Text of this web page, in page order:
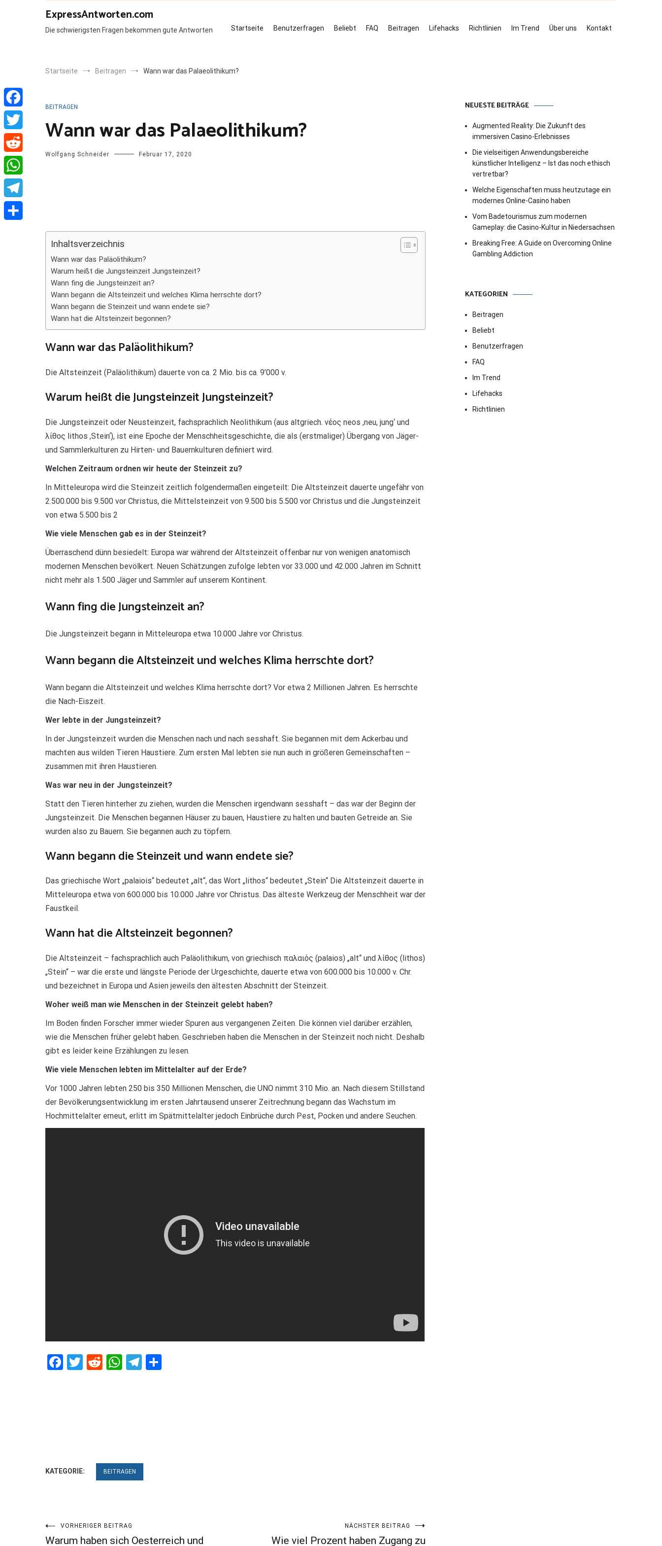
ExpressAntworten.com
Die schwierigsten Fragen bekommen gute Antworten Startseite Benutzerfragen Beliebt FAQ Beitragen Lifehacks Richtlinien Im Trend Über uns Kontakt
Startseite Beitragen Wann war das Palaeolithikum?
BEITRAGEN
Wann war das Palaeolithikum?
Wolfgang Schneider Februar 17, 2020
Inhaltsverzeichnis
Wann war das Paläolithikum?
Warum heißt die Jungsteinzeit Jungsteinzeit?
Wann fing die Jungsteinzeit an?
Wann begann die Altsteinzeit und welches Klima herrschte dort?
Wann begann die Steinzeit und wann endete sie?
Wann hat die Altsteinzeit begonnen?
Wann war das Paläolithikum?
Die Altsteinzeit (Paläolithikum) dauerte von ca. 2 Mio. bis ca. 9’000 v.
Warum heißt die Jungsteinzeit Jungsteinzeit?
Die Jungsteinzeit oder Neusteinzeit, fachsprachlich Neolithikum (aus altgriech. νέος neos ,neu, jung‘ und
λίθος lithos ,Stein‘), ist eine Epoche der Menschheitsgeschichte, die als (erstmaliger) Übergang von Jäger-
und Sammlerkulturen zu Hirten- und Bauernkulturen definiert wird.
Welchen Zeitraum ordnen wir heute der Steinzeit zu?
In Mitteleuropa wird die Steinzeit zeitlich folgendermaßen eingeteilt: Die Altsteinzeit dauerte ungefähr von
2.500.000 bis 9.500 vor Christus, die Mittelsteinzeit von 9.500 bis 5.500 vor Christus und die Jungsteinzeit
von etwa 5.500 bis 2
Wie viele Menschen gab es in der Steinzeit?
Überraschend dünn besiedelt: Europa war während der Altsteinzeit offenbar nur von wenigen anatomisch
modernen Menschen bevölkert. Neuen Schätzungen zufolge lebten vor 33.000 und 42.000 Jahren im Schnitt
nicht mehr als 1.500 Jäger und Sammler auf unserem Kontinent.
Wann fing die Jungsteinzeit an?
Die Jungsteinzeit begann in Mitteleuropa etwa 10.000 Jahre vor Christus.
Wann begann die Altsteinzeit und welches Klima herrschte dort?
Wann begann die Altsteinzeit und welches Klima herrschte dort? Vor etwa 2 Millionen Jahren. Es herrschte
die Nach-Eiszeit.
Wer lebte in der Jungsteinzeit?
In der Jungsteinzeit wurden die Menschen nach und nach sesshaft. Sie begannen mit dem Ackerbau und
machten aus wilden Tieren Haustiere. Zum ersten Mal lebten sie nun auch in größeren Gemeinschaften –
zusammen mit ihren Haustieren.
Was war neu in der Jungsteinzeit?
Statt den Tieren hinterher zu ziehen, wurden die Menschen irgendwann sesshaft – das war der Beginn der
Jungsteinzeit. Die Menschen begannen Häuser zu bauen, Haustiere zu halten und bauten Getreide an. Sie
wurden also zu Bauern. Sie begannen auch zu töpfern.
Wann begann die Steinzeit und wann endete sie?
Das griechische Wort „palaiois“ bedeutet „alt“, das Wort „lithos“ bedeutet „Stein“ Die Altsteinzeit dauerte in
Mitteleuropa etwa von 600.000 bis 10.000 Jahre vor Christus. Das älteste Werkzeug der Menschheit war der
Faustkeil.
Wann hat die Altsteinzeit begonnen?
Die Altsteinzeit – fachsprachlich auch Paläolithikum, von griechisch παλαιός (palaios) „alt“ und λίθος (lithos)
„Stein“ – war die erste und längste Periode der Urgeschichte, dauerte etwa von 600.000 bis 10.000 v. Chr.
und bezeichnet in Europa und Asien jeweils den ältesten Abschnitt der Steinzeit.
Woher weiß man wie Menschen in der Steinzeit gelebt haben?
Im Boden finden Forscher immer wieder Spuren aus vergangenen Zeiten. Die können viel darüber erzählen,
wie die Menschen früher gelebt haben. Geschrieben haben die Menschen in der Steinzeit noch nicht. Deshalb
gibt es leider keine Erzählungen zu lesen.
Wie viele Menschen lebten im Mittelalter auf der Erde?
Vor 1000 Jahren lebten 250 bis 350 Millionen Menschen, die UNO nimmt 310 Mio. an. Nach diesem Stillstand
der Bevölkerungsentwicklung im ersten Jahrtausend unserer Zeitrechnung begann das Wachstum im
Hochmittelalter erneut, erlitt im Spätmittelalter jedoch Einbrüche durch Pest, Pocken und andere Seuchen.
Facebook
Twitter
RedditWhatsApp
Telegram
KATEGORIE: BEITRAGEN
Beitragsnavigation
VORHERIGER BEITRAG
Warum haben sich Oesterreich und
NÄCHSTER BEITRAG
Wie viel Prozent haben Zugang zu
NEUESTE BEITRÄGE
Augmented Reality: Die Zukunft des
immersiven Casino-Erlebnisses
Die vielseitigen Anwendungsbereiche
künstlicher Intelligenz – Ist das noch ethisch
vertretbar?
Welche Eigenschaften muss heutzutage ein
modernes Online-Casino haben
Vom Badetourismus zum modernen
Gameplay: die Casino-Kultur in Niedersachsen
Breaking Free: A Guide on Overcoming Online
Gambling Addiction
KATEGORIEN
Beitragen
Beliebt
Benutzerfragen
FAQ
Im Trend
Lifehacks
Richtlinien
Facebook
Twitter
Reddit
WhatsApp
Telegram